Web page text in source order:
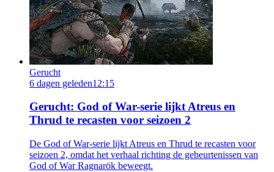
Gerucht
6 dagen geleden12:15
Gerucht: God of War-serie lijkt Atreus en
Thrud te recasten voor seizoen 2
De God of War-serie lijkt Atreus en Thrud te recasten voor
seizoen 2, omdat het verhaal richting de gebeurtenissen van
God of War Ragnarök beweegt.